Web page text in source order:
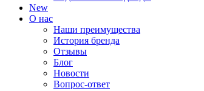
New
О нас
Наши преимущества
История бренда
Отзывы
Блог
Новости
Вопрос-ответ